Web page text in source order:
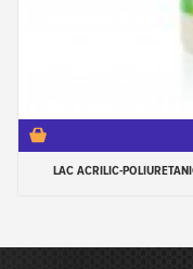
LAC ACRILIC-